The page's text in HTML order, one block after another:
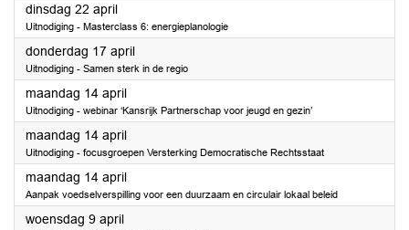
dinsdag 22 april2025
Uitnodiging - Masterclass 6: energieplanologie
donderdag 17 april2025
Uitnodiging - Samen sterk in de regio
maandag 14 april2025
Uitnodiging - webinar ‘Kansrijk Partnerschap voor jeugd en gezin’
maandag 14 april2025
Uitnodiging - focusgroepen Versterking Democratische Rechtsstaat
maandag 14 april2025
Aanpak voedselverspilling voor een duurzaam en circulair lokaal beleid
woensdag 9 april2025